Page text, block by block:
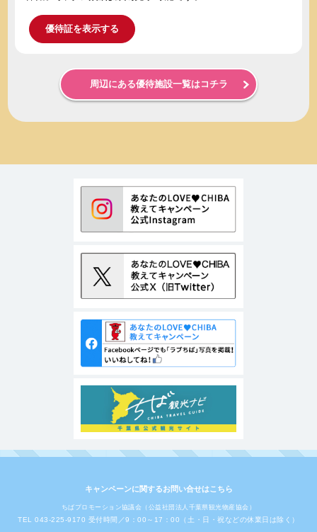
優待証を表示する
周辺にある優待施設一覧はコチラ
キャンペーンに関するお問い合せはこちら
ちばプロモーション協議会（公益社団法人千葉県観光物産協会）
TEL 043-225-9170 受付時間／9：00～17：00（土・日・祝などの休業日は除く）